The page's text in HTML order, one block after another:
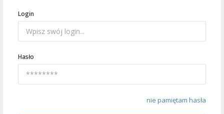
Login
Hasło
nie pamiętam hasła